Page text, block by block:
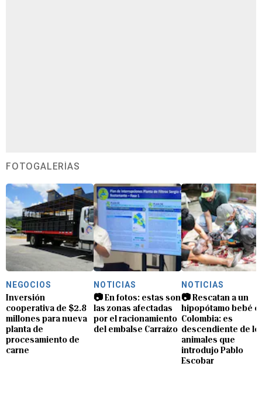
FOTOGALERÍAS
NEGOCIOS
Inversión
cooperativa de $2.8
millones para nueva
planta de
procesamiento de
carne
NOTICIAS
📷 En fotos: estas son
las zonas afectadas
por el racionamiento
del embalse Carraízo
NOTICIAS
📷 Rescatan a un
hipopótamo bebé
Colombia: es
descendiente de
animales que
introdujo Pablo
Escobar